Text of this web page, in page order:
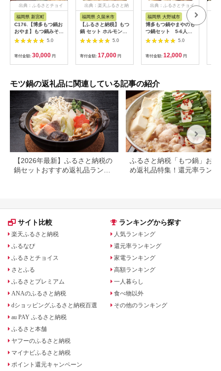
出典：ふるさとチョイ
福岡県 新宮町
C176.【博多もつ鍋お
おやま】もつ鍋みそ・
しょうゆ味食べ比べセ
ット各3人前【もつ
鍋・味噌味】【もつ
鍋・醤油味】
5.0
寄付金額: 30,000 円
出典：楽天ふるさと納
福岡県 久留米市
【ふるさと納税】もつ
鍋 セット ホルモン
200g × 2パック 3倍
希釈 もつ鍋スープ
350ml ちゃんぽん麺
150g × 2玉 薬味 にん
にくスライス 一味唐
油 モチモチ麺 オリジ
ナル パッケージ 贈答
用 冷凍 お取り寄せ 福
岡県 久留米市 送料無
料
5.0
寄付金額: 17,000 円
出典：ふるさとチョイ
福岡県 大野城市
博多もつ鍋やまやのも
つ鍋セット 5-6人前
(あごだし醤油味)(大野
城市)_ もつ鍋 あごだ
し 醤油味 やまや メー
カー 福岡 人気 おすす
め 送料込み 贈答 ギフ
【1260007】
5.0
寄付金額: 12,000 円
モツ鍋の返礼品に関連している記事の紹介
【2026年最新】ふるさと納税の
鍋セットおすすめ返礼品ランキ
ふるさと納税「もつ鍋」おす
め返礼品特集！還元率ランキ
サイト比較
楽天ふるさと納税
ふるなび
ふるさとチョイス
さとふる
ふるさとプレミアム
ANAのふるさと納税
dショッピングふるさと納税百選
au PAY ふるさと納税
ふるさと本舗
ヤフーのふるさと納税
マイナビふるさと納税
ポイント還元キャンペーン
ランキングから探す
人気ランキング
還元率ランキング
家電ランキング
高額ランキング
一人暮らし
食べ物以外
その他のランキング